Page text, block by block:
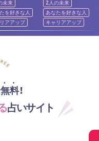
未来
を好きな人
アアップ
2人の未来
あなたを好きな人
キャリアアップ
料！
占いサイト